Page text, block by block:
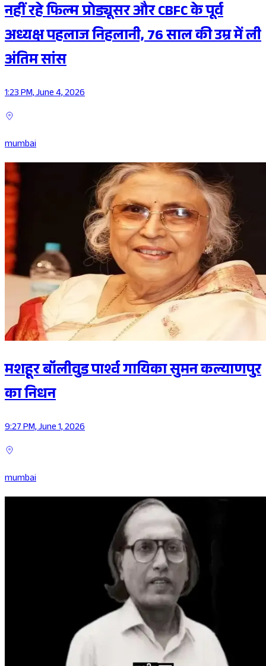
नहीं रहे फिल्म प्रोड्यूसर और CBFC के पूर्व
अध्यक्ष पहलाज निहलानी, 76 साल की उम्र में ली
अंतिम सांस
1:23 PM, June 4, 2026
mumbai
मशहूर बॉलीवुड पार्श्व गायिका सुमन कल्याणपुर
का निधन
9:27 PM, June 1, 2026
mumbai